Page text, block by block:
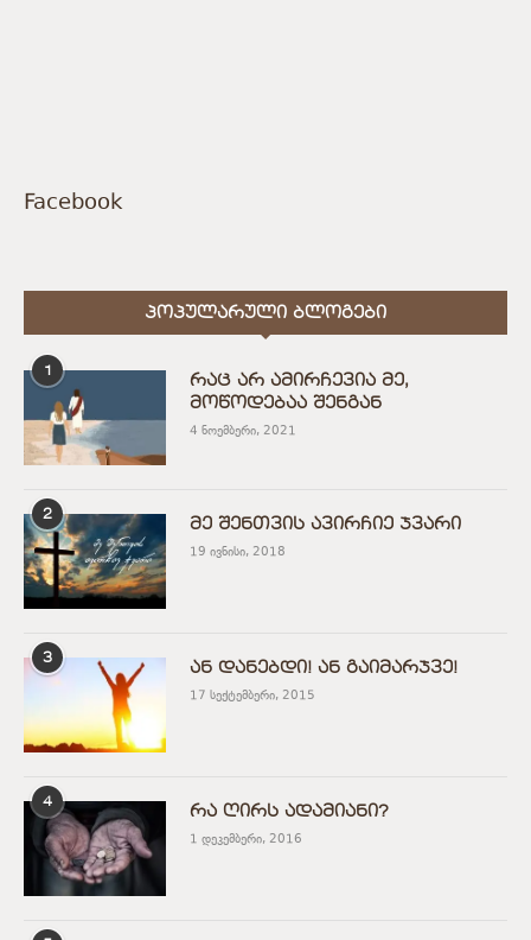
Facebook
ᲞᲝᲞᲣᲚᲐᲠᲣᲚᲘ ᲑᲚᲝᲒᲔᲑᲘ
1
რაც არ ამირჩევია მე,
მოწოდებაა შენგან
4 ნოემბერი, 2021
2
მე შენთვის ავირჩიე ჯვარი
19 ივნისი, 2018
3
ან დანებდი! ან გაიმარჯვე!
17 სექტემბერი, 2015
4
რა ღირს ადამიანი?
1 დეკემბერი, 2016